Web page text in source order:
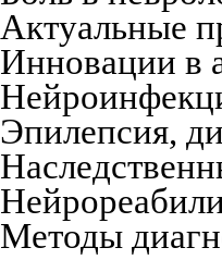
Актуальные
Инновации в
Эпилепсия,
Методы